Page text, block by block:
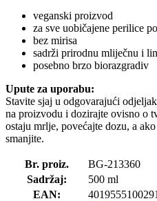
veganski proizvod
za sve uobičajene perilice
bez mirisa
sadrži prirodnu mliječnu i
posebno brzo biorazgradiv
Upute za uporabu:
Stavite sjaj u odgovarajući
na proizvodu i dozirajte ovisno o
ostaju mrlje, povećajte dozu, a
smanjite.
Br. proiz.
BG-213360
Sadržaj:
500 ml
EAN:
4019555100291